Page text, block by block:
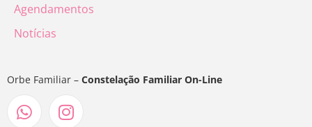
Agendamentos
Notícias
Orbe Familiar – Constelação Familiar On-Line